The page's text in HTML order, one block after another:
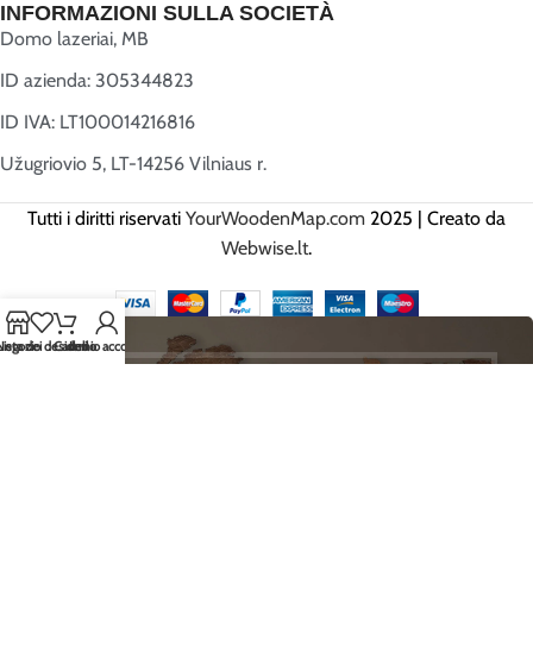
INFORMAZIONI SULLA SOCIETÀ
Domo lazeriai, MB
ID azienda: 305344823
ID IVA: LT100014216816
Užugriovio 5, LT-14256 Vilniaus r.
Tutti i diritti riservati YourWoodenMap.com 2025 | Creato da
Webwise.lt.
dei desideri
Carrello
Il mio account